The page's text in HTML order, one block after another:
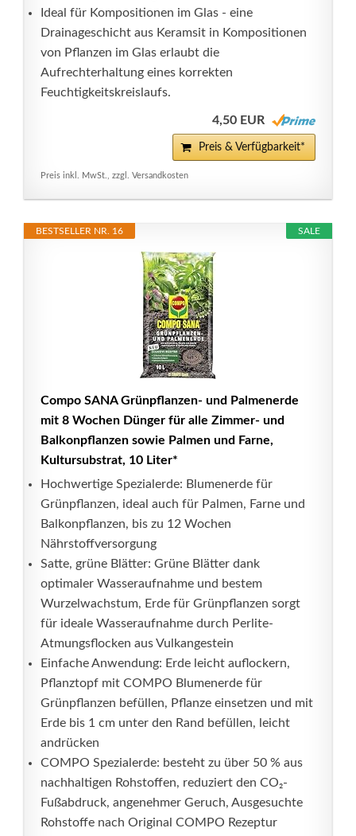
Ideal für Kompositionen im Glas - eine
Drainageschicht aus Keramsit in Kompositionen
von Pflanzen im Glas erlaubt die
Aufrechterhaltung eines korrekten
Feuchtigkeitskreislaufs.
4,50 EUR
Preis & Verfügbarkeit*
Preis inkl. MwSt., zzgl. Versandkosten
SALE
BESTSELLER NR. 16
Compo SANA Grünpflanzen- und Palmenerde
mit 8 Wochen Dünger für alle Zimmer- und
Balkonpflanzen sowie Palmen und Farne,
Kultursubstrat, 10 Liter*
Hochwertige Spezialerde: Blumenerde für
Grünpflanzen, ideal auch für Palmen, Farne und
Balkonpflanzen, bis zu 12 Wochen
Nährstoffversorgung
Satte, grüne Blätter: Grüne Blätter dank
optimaler Wasseraufnahme und bestem
Wurzelwachstum, Erde für Grünpflanzen sorgt
für ideale Wasseraufnahme durch Perlite-
Atmungsflocken aus Vulkangestein
Einfache Anwendung: Erde leicht auflockern,
Pflanztopf mit COMPO Blumenerde für
Grünpflanzen befüllen, Pflanze einsetzen und mit
Erde bis 1 cm unter den Rand befüllen, leicht
andrücken
COMPO Spezialerde: besteht zu über 50 % aus
nachhaltigen Rohstoffen, reduziert den CO₂-
Fußabdruck, angenehmer Geruch, Ausgesuchte
Rohstoffe nach Original COMPO Rezeptur